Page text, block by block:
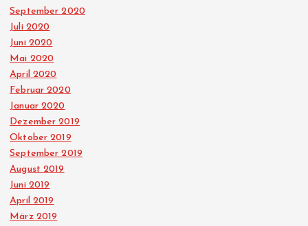
September 2020
Juli 2020
Juni 2020
Mai 2020
April 2020
Februar 2020
Januar 2020
Dezember 2019
Oktober 2019
September 2019
August 2019
Juni 2019
April 2019
März 2019